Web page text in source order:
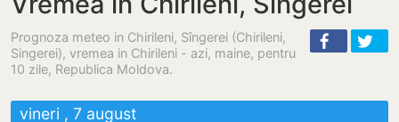
Prognoza meteo in Chirileni, Sîngerei (Chirileni,
Singerei), vremea in Chirileni - azi, maine, pentru
10 zile, Republica Moldova.
vineri , 7 august